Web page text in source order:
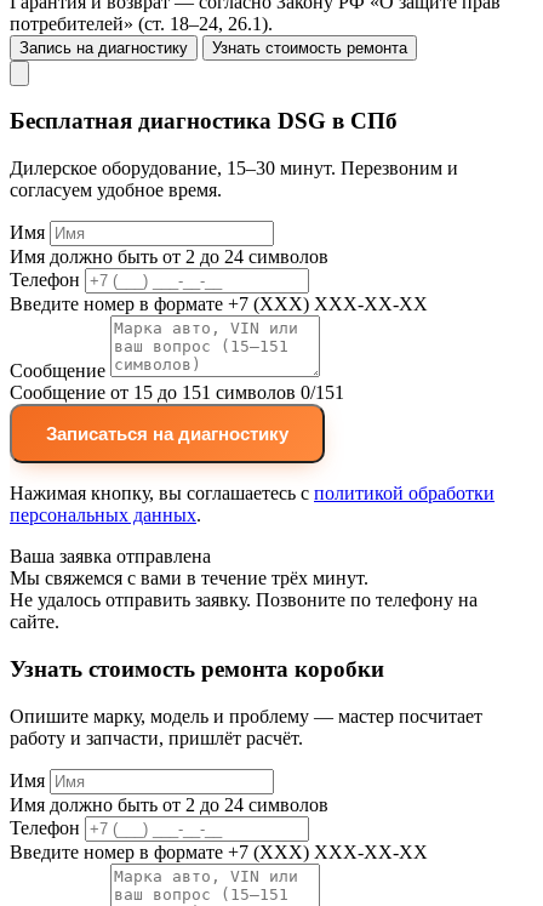
потребителей» (ст. 18–24, 26.1).
Запись на диагностику Узнать стоимость ремонта
Бесплатная диагностика DSG в СПб
Дилерское оборудование, 15–30 минут. Перезвоним и
согласуем удобное время.
Имя
Имя должно быть от 2 до 24 символов
Телефон
Введите номер в формате +7 (XXX) XXX-XX-XX
Сообщение
Сообщение от 15 до 151 символов 0/151
Записаться на диагностику
Нажимая кнопку, вы соглашаетесь с политикой обработки
персональных данных.
Ваша заявка отправлена
Мы свяжемся с вами в течение трёх минут.
Не удалось отправить заявку. Позвоните по телефону на
сайте.
Узнать стоимость ремонта коробки
Опишите марку, модель и проблему — мастер посчитает
работу и запчасти, пришлёт расчёт.
Имя
Имя должно быть от 2 до 24 символов
Телефон
Введите номер в формате +7 (XXX) XXX-XX-XX